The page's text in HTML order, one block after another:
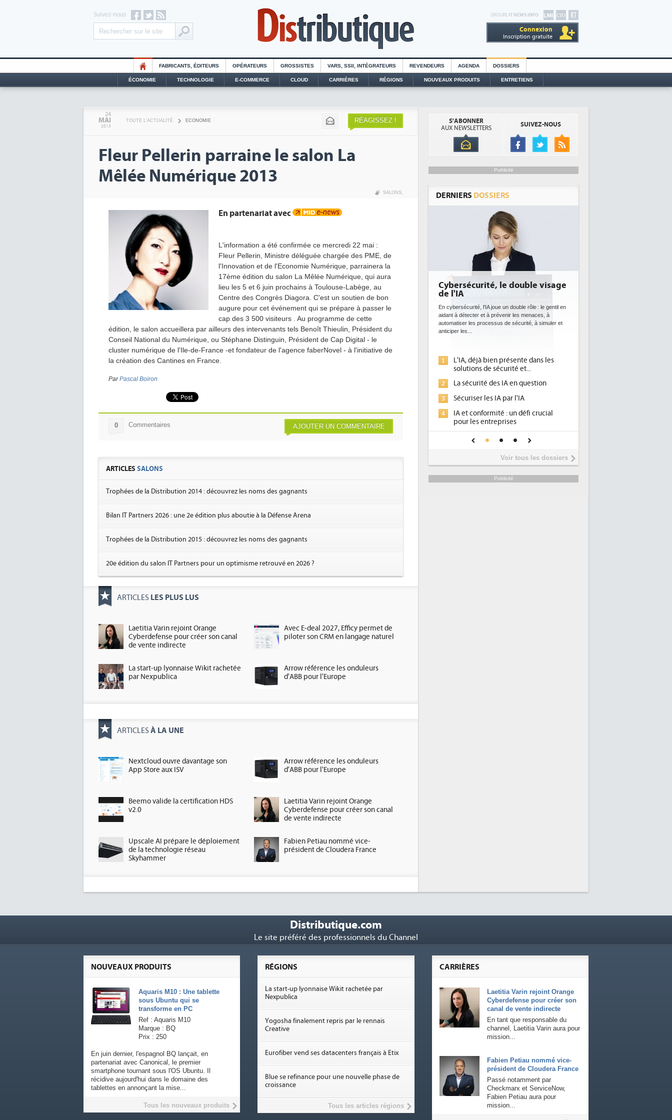
GROUPE IT NEWS INFO
Connexion
Inscription gratuite
Suivez-nous
FABRICANTS, ÉDITEURS OPÉRATEURS GROSSISTES VARS, SSII, INTÉGRATEURS REVENDEURS AGENDA DOSSIERS
ÉCONOMIE TECHNOLOGIE E-COMMERCE CLOUD CARRIÈRES RÉGIONS NOUVEAUX PRODUITS ENTRETIENS
24
MAI
2013
TOUTE L'ACTUALITÉ ECONOMIE RÉAGISSEZ !
Fleur Pellerin parraine le salon La
Mêlée Numérique 2013
SALONS,
En partenariat avec
L'information a été confirmée ce mercredi 22 mai :
Fleur Pellerin, Ministre déléguée chargée des PME, de
l'Innovation et de l'Economie Numérique, parrainera la
17ème édition du salon La Mêlée Numérique, qui aura
lieu les 5 et 6 juin prochains à Toulouse-Labège, au
Centre des Congrès Diagora. C'est un soutien de bon
augure pour cet événement qui se prépare à passer le
cap des 3 500 visiteurs . Au programme de cette
édition, le salon accueillera par ailleurs des intervenants tels Benoît Thieulin, Président du
Conseil National du Numérique, ou Stéphane Distinguin, Président de Cap Digital - le
cluster numérique de l'Ile-de-France -et fondateur de l'agence faberNovel - à l'initiative de
la création des Cantines en France.
ParPascal Boiron
AJOUTER UN COMMENTAIRE
0 Commentaires
ARTICLES SALONS
Trophées de la Distribution 2014 : découvrez les noms des gagnants
Bilan IT Partners 2026 : une 2e édition plus aboutie à la Défense Arena
Trophées de la Distribution 2015 : découvrez les noms des gagnants
20e édition du salon IT Partners pour un optimisme retrouvé en 2026 ?
ARTICLES LES PLUS LUS
Laetitia Varin rejoint Orange
Cyberdefense pour créer son canal
de vente indirecte
Avec E-deal 2027, Efficy permet de
piloter son CRM en langage naturel
La start-up lyonnaise Wikit rachetée
par Nexpublica
Arrow référence les onduleurs
d'ABB pour l'Europe
ARTICLES À LA UNE
Nextcloud ouvre davantage son
App Store aux ISV
Arrow référence les onduleurs
d'ABB pour l'Europe
Beemo valide la certification HDS
v2.0
Laetitia Varin rejoint Orange
Cyberdefense pour créer son canal
de vente indirecte
Upscale AI prépare le déploiement
de la technologie réseau
Skyhammer
Fabien Petiau nommé vice-
président de Cloudera France
S'ABONNER
AUX NEWSLETTERS
SUIVEZ-NOUS
Publicité
DERNIERS DOSSIERS
Cybersécurité, le double visage
de l'IA
En cybersécurité, l'IA joue un double rôle : le gentil en
aidant à détecter et à prévenir les menaces, à
automatiser les processus de sécurité, à simuler et
anticiper les...
1
L'IA, déjà bien présente dans les
solutions de sécurité et...
2 La sécurité des IA en question
3 Sécuriser les IA par l'IA
4
IA et conformité : un défi crucial
pour les entreprises
Une IA de confiance pour une IA
plus sûre ?
Voir tous les dossiers
Publicité
Distributique.com
Le site préféré des professionnels du Channel
CARRIÈRES
Laetitia Varin rejoint Orange
Cyberdefense pour créer son
canal de vente indirecte
En tant que responsable du
channel, Laetitia Varin aura pour
mission...
Fabien Petiau nommé vice-
président de Cloudera France
Passé notamment par
Checkmarx et ServiceNow,
Fabien Petiau aura pour
mission...
NOUVEAUX PRODUITS
Aquaris M10 : Une tablette
sous Ubuntu qui se
transforme en PC
Ref : Aquaris M10
Marque : BQ
Prix : 250
En juin dernier, l'espagnol BQ lançait, en
partenariat avec Canonical, le premier
smartphone tournant sous l'OS Ubuntu. Il
récidive aujourd'hui dans le domaine des
tablettes en annonçant la mise...
Tous les nouveaux produits
RÉGIONS
La start-up lyonnaise Wikit rachetée par
Nexpublica
Yogosha finalement repris par le rennais
Creative
Eurofiber vend ses datacenters français à Etix
Blue se refinance pour une nouvelle phase de
croissance
Tous les articles régions